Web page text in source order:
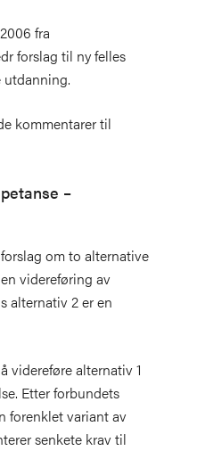
fra
forslag til ny felles
kommentarer til
–
om to alternative
videreføring av
alternativ 2 er en
videreføre alternativ 1
Etter forbundets
forenklet variant av
senkete krav til